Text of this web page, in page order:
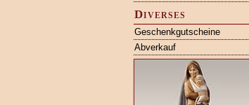
Diverses
Geschenkgutscheine
Abverkauf